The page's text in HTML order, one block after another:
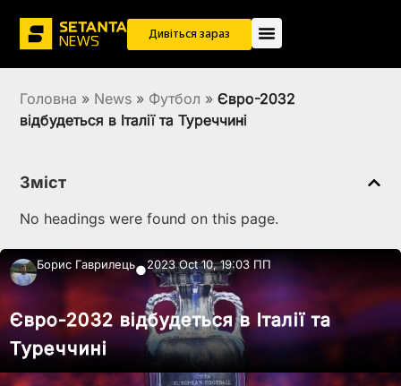
Дивіться зараз
Головна » News » Футбол » Євро-2032
відбудеться в Італії та Туреччині
Зміст
No headings were found on this page.
Борис Гаврилець●2023 Oct 10, 19:03 ПП
Євро-2032 відбудеться в Італії та
Туреччині